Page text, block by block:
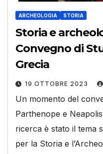
ARCHEOLOGIA STORIA
Storia e
Convegno di
Grecia
19 OTTOBRE 2023
Un momento del
Parthenope e
ricerca è stato il tema
per la Storia e